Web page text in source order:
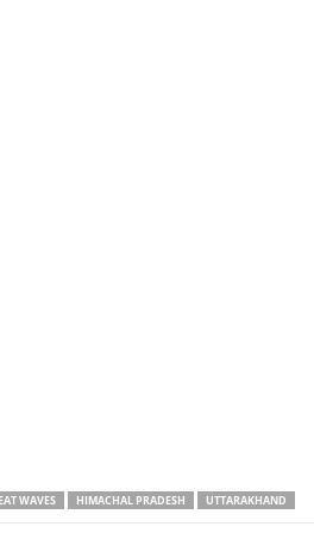
WAVES HIMACHAL PRADESH UTTARAKHAND